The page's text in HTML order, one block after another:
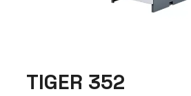
TIGER 352